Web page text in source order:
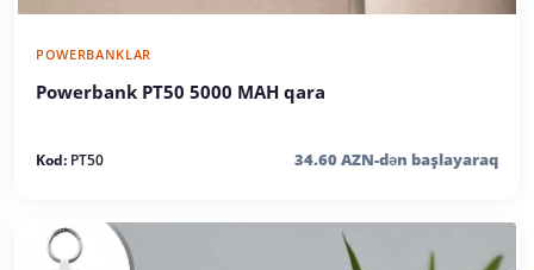
POWERBANKLAR
Powerbank PT50 5000 MAH qara
Kod: PT50 34.60 AZN-dən başlayaraq